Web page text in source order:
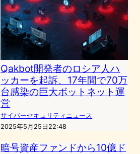
Qakbot開発者のロシア人ハ
ッカーを起訴、17年間で70万
台感染の巨大ボットネット運
営
サイバーセキュリティニュース
2025年5月25日22:48
暗号資産ファンドから10億ド